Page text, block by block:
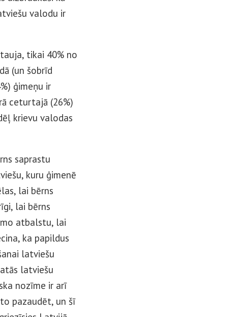
valodu ir
tikai 40% no
(un šobrīd
ģimeņu ir
ceturtajā (26%)
krievu valodas
saprastu
kuru ģimenē
lai bērns
lai bērns
atbalstu, lai
ka papildus
latviešu
latviešu
nozīme ir arī
pazaudēt, un šī